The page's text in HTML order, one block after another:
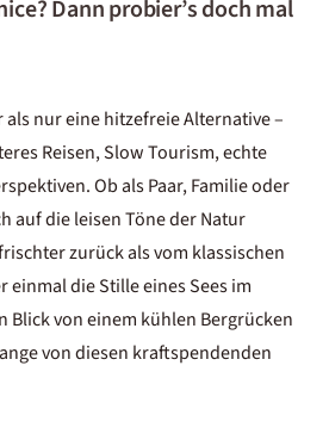
Dann probier’s doch mal
nur eine hitzefreie Alternative –
Reisen,Slow Tourism, echte
Ob als Paar, Familie oder
auf die leisen Töne der Natur
zurück als vom klassischen
die Stille eines Sees im
Blick von einem kühlen Bergrücken
von diesen kraftspendenden